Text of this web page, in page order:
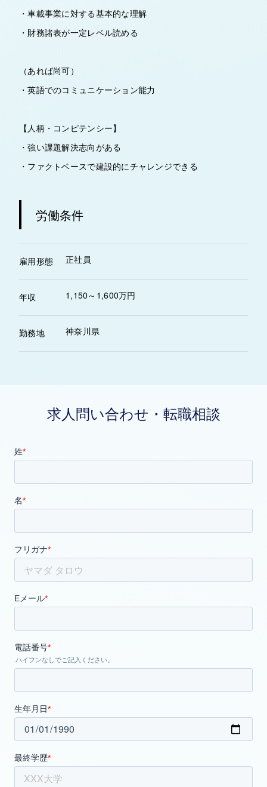
・車載事業に対する基本的な理解
・財務諸表が一定レベル読める
（あれば尚可）
・英語でのコミュニケーション能力
【人柄・コンピテンシー】
・強い課題解決志向がある
・ファクトベースで建設的にチャレンジできる
労働条件
雇用形態 正社員
年収 1,150～1,600万円
勤務地 神奈川県
求人問い合わせ・転職相談